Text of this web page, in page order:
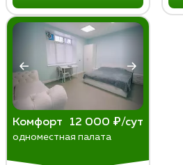
Комфорт 12 000 ₽/сут
одноместная палата